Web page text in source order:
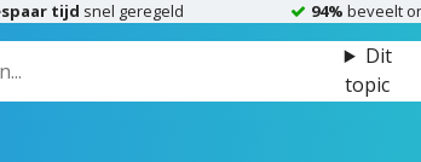
tijd snel geregeld 94% beveelt
Dit
topic